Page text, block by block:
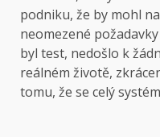
podniku, že by mohl
neomezené
byl test, nedošlo k
reálném životě,
tomu, že se celý